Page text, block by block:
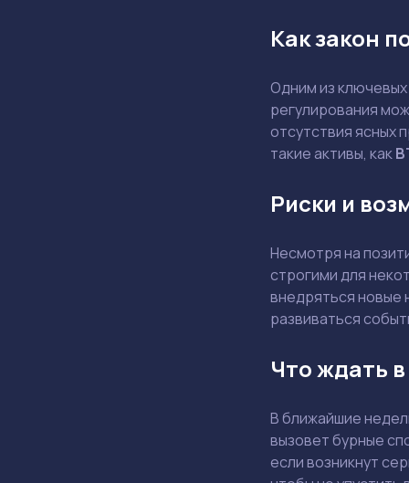
Как закон
Одним из
регулирования
отсутствия ясных
такие активы, как
Риски и
Несмотря на
строгими для
внедряться новые
развиваться
Что ждать
В ближайшие
вызовет бурные
если возникнут